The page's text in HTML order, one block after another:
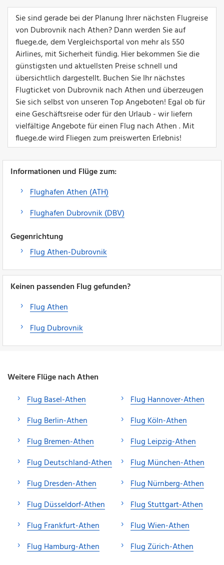
Sie sind gerade bei der Planung Ihrer nächsten Flugreise
von Dubrovnik nach Athen? Dann werden Sie auf
fluege.de, dem Vergleichsportal von mehr als 550
Airlines, mit Sicherheit fündig. Hier bekommen Sie die
günstigsten und aktuellsten Preise schnell und
übersichtlich dargestellt. Buchen Sie Ihr nächstes
Flugticket von Dubrovnik nach Athen und überzeugen
Sie sich selbst von unseren Top Angeboten! Egal ob für
eine Geschäftsreise oder für den Urlaub - wir liefern
vielfältige Angebote für einen Flug nach Athen . Mit
fluege.de wird Fliegen zum preiswerten Erlebnis!
Informationen und Flüge zum:
Flughafen Athen (ATH)
Flughafen Dubrovnik (DBV)
Gegenrichtung
Flug Athen-Dubrovnik
Keinen passenden Flug gefunden?
Flug Athen
Flug Dubrovnik
Weitere Flüge nach Athen
Flug Basel-Athen
Flug Berlin-Athen
Flug Bremen-Athen
Flug Deutschland-Athen
Flug Dresden-Athen
Flug Düsseldorf-Athen
Flug Frankfurt-Athen
Flug Hamburg-Athen
Flug Hannover-Athen
Flug Köln-Athen
Flug Leipzig-Athen
Flug München-Athen
Flug Nürnberg-Athen
Flug Stuttgart-Athen
Flug Wien-Athen
Flug Zürich-Athen